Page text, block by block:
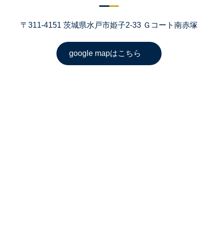
〒311-4151 茨城県水戸市姫子2-33 Ｇコート南赤塚
google mapはこちら